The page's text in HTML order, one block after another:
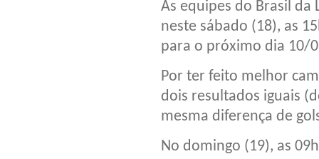
As equipes do Brasil da
neste sábado (18), as
para o próximo dia 10/
Por ter feito melhor
dois resultados iguais
mesma diferença de
No domingo (19), as